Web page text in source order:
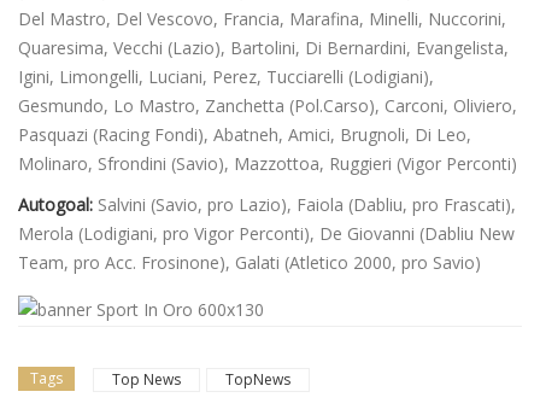
Del Mastro, Del Vescovo, Francia, Marafina, Minelli, Nuccorini,
Quaresima, Vecchi (Lazio), Bartolini, Di Bernardini, Evangelista,
Igini, Limongelli, Luciani, Perez, Tucciarelli (Lodigiani),
Gesmundo, Lo Mastro, Zanchetta (Pol.Carso), Carconi, Oliviero,
Pasquazi (Racing Fondi), Abatneh, Amici, Brugnoli, Di Leo,
Molinaro, Sfrondini (Savio), Mazzottoa, Ruggieri (Vigor Perconti)
Autogoal: Salvini (Savio, pro Lazio), Faiola (Dabliu, pro Frascati),
Merola (Lodigiani, pro Vigor Perconti), De Giovanni (Dabliu New
Team, pro Acc. Frosinone), Galati (Atletico 2000, pro Savio)
Tags Top News TopNews